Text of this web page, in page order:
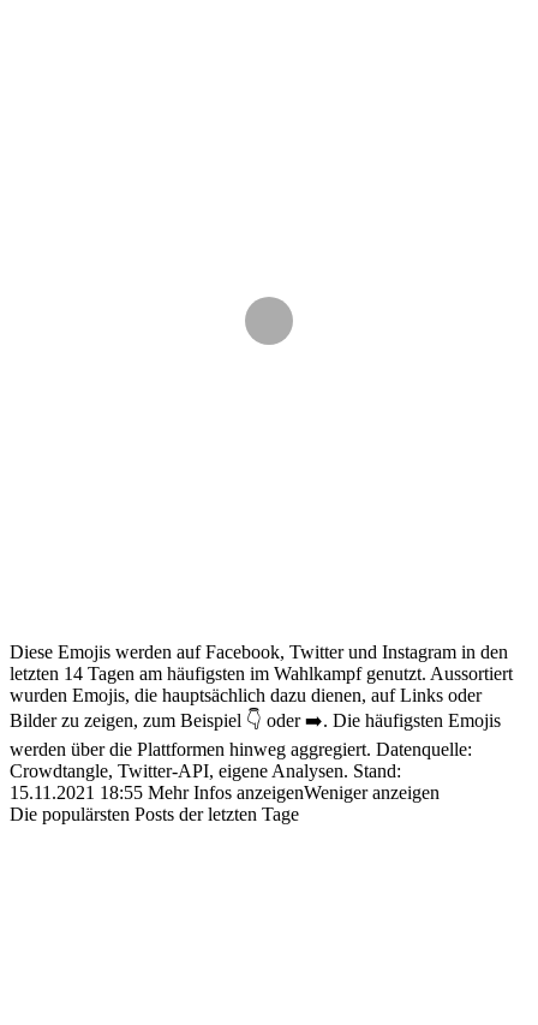
Diese Emojis werden auf Facebook, Twitter und Instagram in den
letzten 14 Tagen am häufigsten im Wahlkampf genutzt. Aussortiert
wurden Emojis, die hauptsächlich dazu dienen, auf Links oder
Bilder zu zeigen, zum Beispiel 👇 oder ➡️. Die häufigsten Emojis
werden über die Plattformen hinweg aggregiert. Datenquelle:
Crowdtangle, Twitter-API, eigene Analysen. Stand:
15.11.2021 18:55 Mehr Infos anzeigenWeniger anzeigen
Die populärsten Posts der letzten Tage